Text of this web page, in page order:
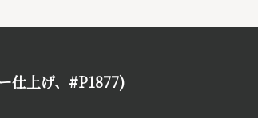
仕上げ、#P1877)